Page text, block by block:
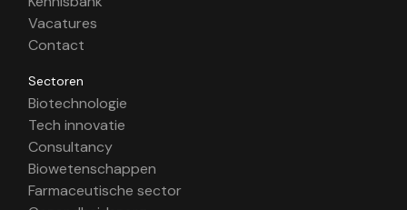
Vacatures
Contact
Sectoren
Biotechnologie
Tech innovatie
Consultancy
Biowetenschappen
Farmaceutische sector